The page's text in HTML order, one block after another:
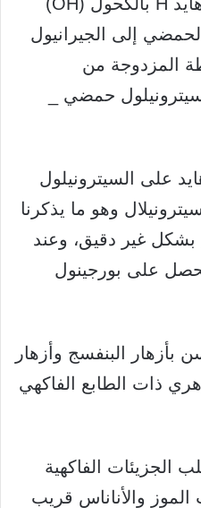
إلى الجيرانيول
المزدوجة من
حمضي _
على السيترونيلول
وهو ما يذكرنا
بشكل غير دقيق، وعند
على بورجينول
البنفسج وأزهار
ذات الطابع الفاكهي
الجزيئات الفاكهية
والأناناس قريب